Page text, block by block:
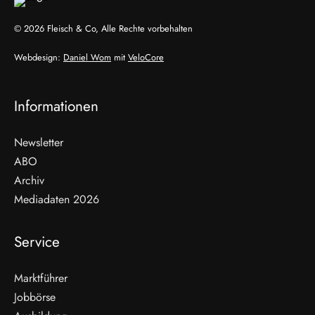
© 2026 Fleisch & Co, Alle Rechte vorbehalten
Webdesign: Daniel Wom mit VeloCore
Informationen
Newsletter
ABO
Archiv
Mediadaten 2026
Service
Marktführer
Jobbörse